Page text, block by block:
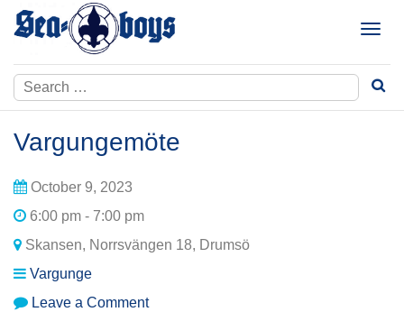
Skip
T
g
l
Search
for:
Vargungemöte
October 9, 2023
6:00 pm - 7:00 pm
Skansen, Norrsvängen 18, Drumsö
Vargunge
Leave a Commenton